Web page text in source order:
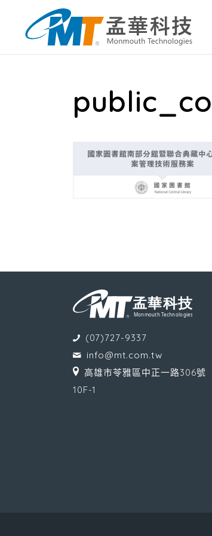
(07)727-9337
info@mt.com.tw
高雄市苓雅區中正一路306號
10F-1